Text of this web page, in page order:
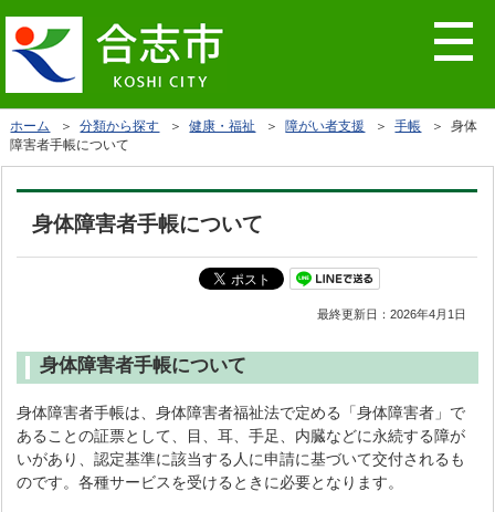
ホーム ＞分類から探す ＞健康・福祉 ＞ 障がい者支援 ＞手帳 ＞ 身体
障害者手帳について
身体障害者手帳について
最終更新日：2026年4月1日
身体障害者手帳について
身体障害者手帳は、身体障害者福祉法で定める「身体障害者」で
あることの証票として、目、耳、手足、内臓などに永続する障が
いがあり、認定基準に該当する人に申請に基づいて交付されるも
のです。各種サービスを受けるときに必要となります。